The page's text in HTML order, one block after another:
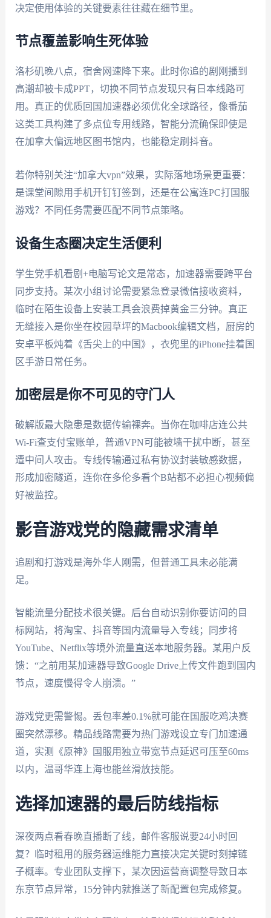
决定使用体验的关键要素往往藏在细节里。
节点覆盖影响生死体验
洛杉矶晚八点，宿舍网速降下来。此时你追的剧刚播到
高潮却被卡成PPT，切换不同节点发现只有日本线路可
用。真正的优质回国加速器必须优化全球路径，像番茄
这类工具构建了多点位专用线路，智能分流确保即使是
在加拿大偏远地区图书馆内，也能稳定刷抖音。
若你特别关注“加拿大vpn”效果，实际落地场景更重要：
是课堂间隙用手机开钉钉签到，还是在公寓连PC打国服
游戏？不同任务需要匹配不同节点策略。
设备生态圈决定生活便利
学生党手机看剧+电脑写论文是常态，加速器需要跨平台
同步支持。某次小组讨论需要紧急登录微信接收资料，
临时在陌生设备上安装工具会浪费掉黄金三分钟。真正
无缝接入是你坐在校园草坪的Macbook编辑文档，厨房的
安卓平板炖着《舌尖上的中国》，衣兜里的iPhone挂着国
区手游日常任务。
加密层是你不可见的守门人
破解版最大隐患是数据传输裸奔。当你在咖啡店连公共
Wi-Fi查支付宝账单，普通VPN可能被墙干扰中断，甚至
遭中间人攻击。专线传输通过私有协议封装敏感数据，
形成加密隧道，连你在多伦多看个B站都不必担心视频偏
好被监控。
影音游戏党的隐藏需求清单
追剧和打游戏是海外华人刚需，但普通工具未必能满
足。
智能流量分配技术很关键。后台自动识别你要访问的目
标网站，将淘宝、抖音等国内流量导入专线；同步将
YouTube、Netflix等境外流量直送本地服务器。某用户反
馈：“之前用某加速器导致Google Drive上传文件跑到国内
节点，速度慢得令人崩溃。”
游戏党更需警惕。丢包率差0.1%就可能在国服吃鸡决赛
圈突然漂移。精品线路需要为热门游戏设立专门加速通
道，实测《原神》国服用独立带宽节点延迟可压至60ms
以内，温哥华连上海也能丝滑放技能。
选择加速器的最后防线指标
深夜两点看春晚直播断了线，邮件客服说要24小时回
复？临时租用的服务器运维能力直接决定关键时刻掉链
子概率。专业团队支撑下，某次因运营商调整导致日本
东京节点异常，15分钟内就推送了新配置包完成修复。